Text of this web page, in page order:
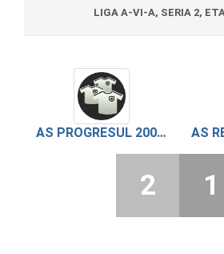
LIGA A-VI-A, SERIA 2,
AS PROGRESUL 2007 BOGDANA
2 1